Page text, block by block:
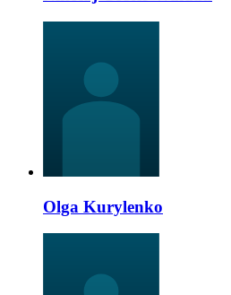
Olga Kurylenko